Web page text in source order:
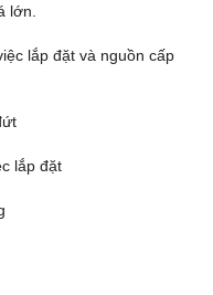
lắp đặt và nguồn cấp
lắp đặt